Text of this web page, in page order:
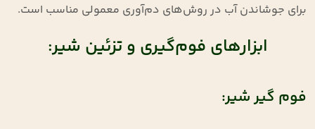
برای جوشاندن آب در روش‌های دم‌آوری معمولی مناسب است.
ابزارهای فوم‌گیری و تزئین شیر:
فوم گیر شیر: